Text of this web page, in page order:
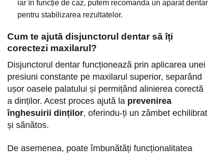
iar în funcție de caz, putem recomanda un aparat dentar
pentru stabilizarea rezultatelor.
Cum te ajută disjunctorul dentar să îți
corectezi maxilarul?
Disjunctorul dentar funcționează prin aplicarea unei
presiuni constante pe maxilarul superior, separând
ușor oasele palatului și permițând alinierea corectă
a dinților. Acest proces ajută la prevenirea
înghesuirii dinților, oferindu-ți un zâmbet echilibrat
și sănătos.
De asemenea, poate îmbunătăți funcționalitatea